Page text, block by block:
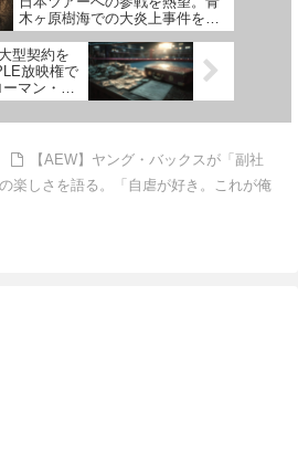
木ヶ原樹海での大炎上事件を乗
り越えられるか
型契約を
放映権で
マン・レ
ディアとの
ス」
【AEW】ヤング・バックスが「副社
楽しさを語る。「自虐が好き。これが俺